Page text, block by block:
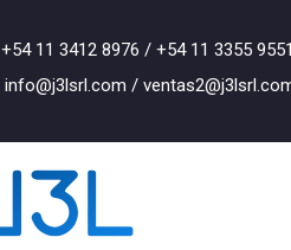
+54 11 3412 8976 / +54 11 3355 9551
info@j3lsrl.com /